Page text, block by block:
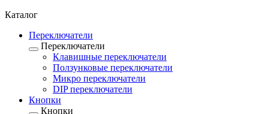
Каталог
Переключатели
Переключатели
Клавишные переключатели
Ползунковые переключатели
Микро переключатели
DIP переключатели
Кнопки
Кнопки